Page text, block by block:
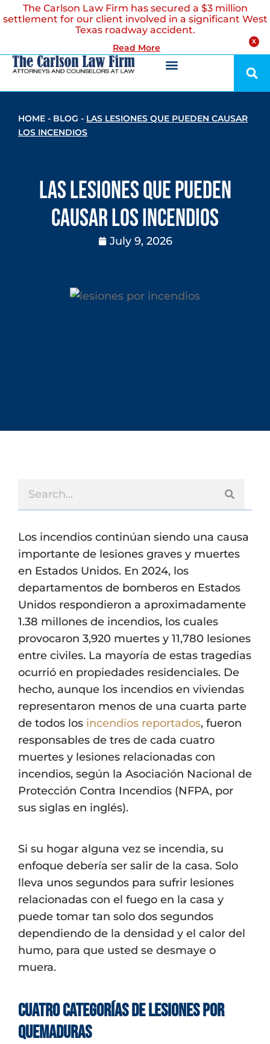
X
The Carlson Law Firm has secured a $3 million
settlement for our client involved in a significant West
Texas roadway accident.
Read More
HOME - BLOG - LAS LESIONES QUE PUEDEN CAUSAR
LOS INCENDIOS
Las lesiones que pueden
causar los incendios
July 9, 2026
Los incendios continúan siendo una causa
importante de lesiones graves y muertes
en Estados Unidos. En 2024, los
departamentos de bomberos en Estados
Unidos respondieron a aproximadamente
1.38 millones de incendios, los cuales
provocaron 3,920 muertes y 11,780 lesiones
entre civiles. La mayoría de estas tragedias
ocurrió en propiedades residenciales. De
hecho, aunque los incendios en viviendas
representaron menos de una cuarta parte
de todos los incendios reportados, fueron
responsables de tres de cada cuatro
muertes y lesiones relacionadas con
incendios, según la Asociación Nacional de
Protección Contra Incendios (NFPA, por
sus siglas en inglés).
Si su hogar alguna vez se incendia, su
enfoque debería ser salir de la casa. Solo
lleva unos segundos para sufrir lesiones
relacionadas con el fuego en la casa y
puede tomar tan solo dos segundos
dependiendo de la densidad y el calor del
humo, para que usted se desmaye o
muera.
Cuatro categorías de lesiones por
quemaduras